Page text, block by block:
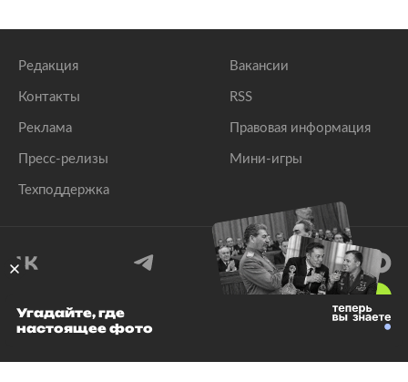
Редакция
Контакты
Реклама
Пресс-релизы
Техподдержка
Вакансии
RSS
Правовая информация
Мини-игры
© 1999–2026 Все права защищены.
Угадайте, где
настоящее фото